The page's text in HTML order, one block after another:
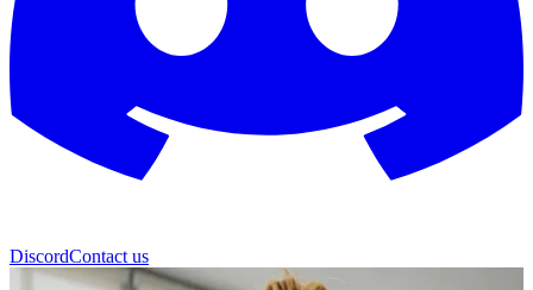
DiscordContact us